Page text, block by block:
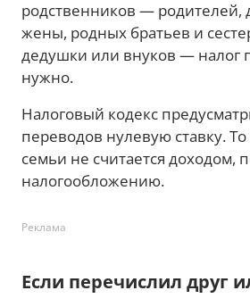
родственников — родителей,
жены, родных братьев и
дедушки или внуков — налог
нужно.
Налоговый кодекс
переводов нулевую ставку.
семьи не считается доходом,
налогообложению.
Реклама
Если перечислил друг